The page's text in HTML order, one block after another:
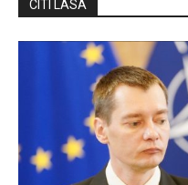
CITI LASA